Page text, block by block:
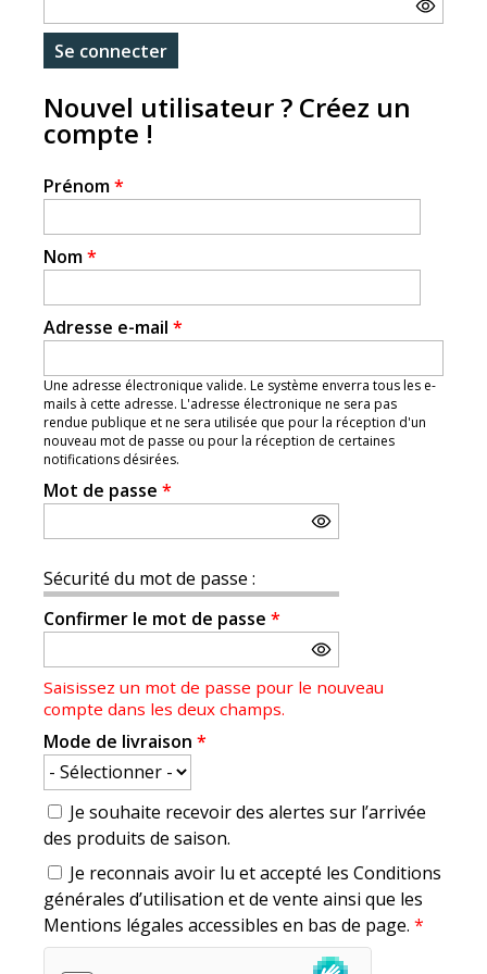
Nouvel utilisateur ? Créez un
compte !
Prénom*
Nom*
Adresse e-mail *
Une adresse électronique valide. Le système enverra tous les e-
mails à cette adresse. L'adresse électronique ne sera pas
rendue publique et ne sera utilisée que pour la réception d'un
nouveau mot de passe ou pour la réception de certaines
notifications désirées.
Mot de passe *
Sécurité du mot de passe :
Confirmer le mot de passe *
Saisissez un mot de passe pour le nouveau
compte dans les deux champs.
Mode de livraison *
Je souhaite recevoir des alertes sur l’arrivée
des produits de saison.
Je reconnais avoir lu et accepté les Conditions
générales d’utilisation et de vente ainsi que les
Mentions légales accessibles en bas de page. *